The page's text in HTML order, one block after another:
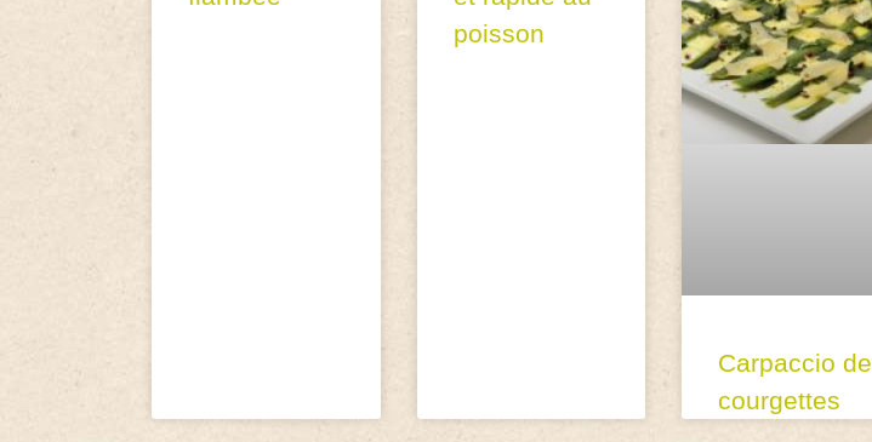
poisson
Carpaccio de
courgettes